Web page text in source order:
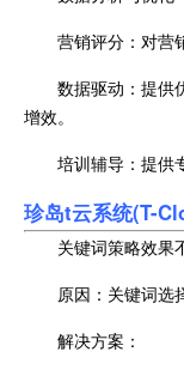
营销评分：对营
数据驱动：提供
增效。
培训辅导：提供
珍岛t云系统(T-
关键词策略效果
原因：关键词选
解决方案：